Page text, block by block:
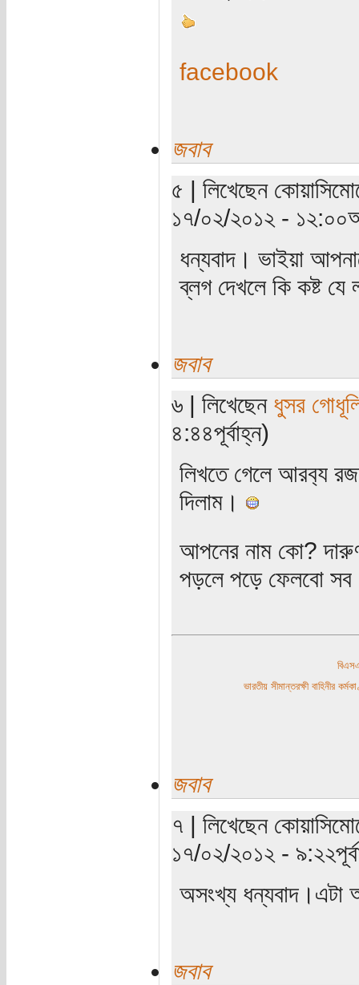
facebook
জবাব
৫ | লিখেছেন
১৭/০২/২০১২ -
ধন্যবাদ। ভাইয়া
ব্লগ দেখলে কি কষ্ট যে
জবাব
৬ | লিখেছেন ধুসর
৪:৪৪পূর্বাহ্ন)
লিখতে গেলে আরব‌্য
দিলাম।
আপনের নাম কো?
পড়লে পড়ে ফেলবো
ভারতীয় সীমান্তরক্ষী বাহিনীর
জবাব
৭ | লিখেছেন
১৭/০২/২০১২ -
অসংখ্য ধন্যবাদ।এটা
জবাব